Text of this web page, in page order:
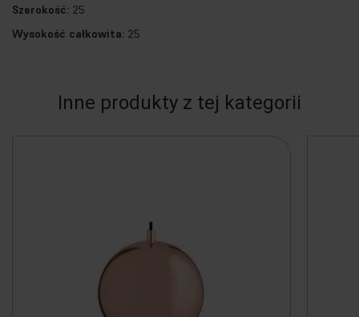
Szerokość: 25
Wysokość całkowita: 25
Inne produkty z tej kategorii